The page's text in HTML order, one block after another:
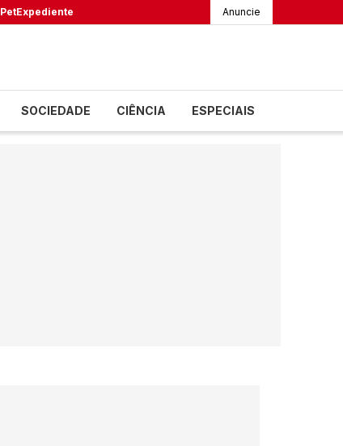
PetExpediente Anuncie
SOCIEDADE CIÊNCIA ESPECIAIS